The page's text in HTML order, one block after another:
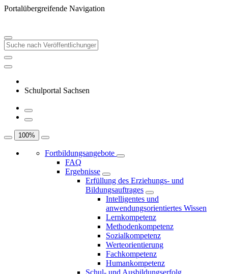
Portalübergreifende Navigation
Schulportal Sachsen
100%
Fortbildungsangebote
FAQ
Ergebnisse
Erfüllung des Erziehungs- und
Bildungsauftrages
Intelligentes und
anwendungsorientiertes Wissen
Lernkompetenz
Methodenkompetenz
Sozialkompetenz
Werteorientierung
Fachkompetenz
Humankompetenz
Schul- und Ausbildungserfolg